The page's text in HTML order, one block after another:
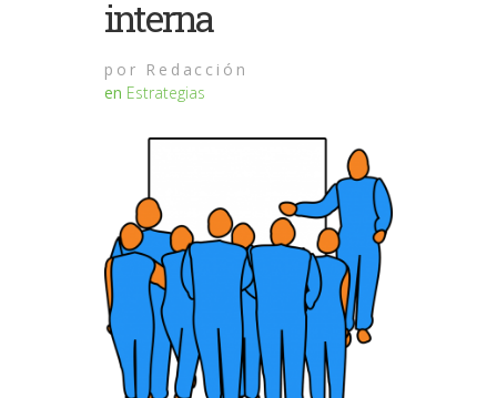
interna
por Redacción
en Estrategias